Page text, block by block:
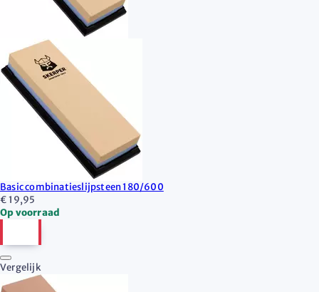
Basic combinatieslijpsteen 180/600
€ 19,95
Op voorraad
Vergelijk